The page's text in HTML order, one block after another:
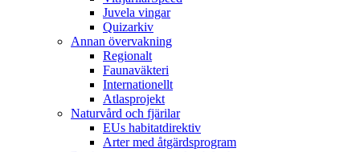
Juvela vingar
Quizarkiv
Annan övervakning
Regionalt
Faunaväkteri
Internationellt
Atlasprojekt
Naturvård och fjärilar
EUs habitatdirektiv
Arter med åtgärdsprogram